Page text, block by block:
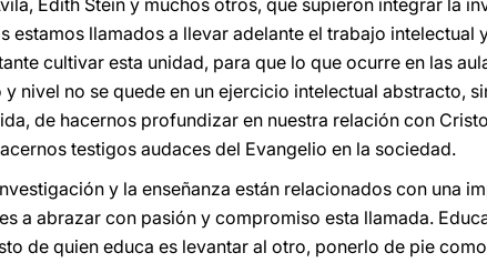
Edith Stein y muchos otros, que supieron integrar la
estamos llamados a llevar adelante el trabajo intelectual
cultivar esta unidad, para que lo que ocurre en las
nivel no se quede en un ejercicio intelectual abstracto,
de hacernos profundizar en nuestra relación con
testigos audaces del Evangelio en la sociedad.
y la enseñanza están relacionados con una
a abrazar con pasión y compromiso esta llamada.
de quien educa es levantar al otro, ponerlo de pie